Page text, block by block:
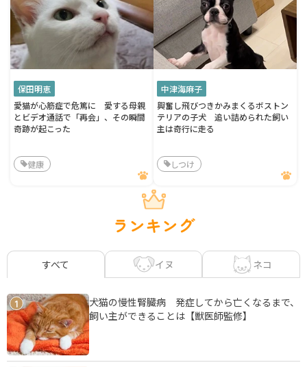
保田明恵
愛猫が心筋症で危篤に 愛する母親
とビデオ通話で「再会」、その瞬間
奇跡が起こった
健康
中津海麻子
興奮し飛びつきかみまくるボストン
テリアの子犬 追い詰められた飼い
主は奇行に走る
しつけ
ランキング
すべて イヌ ネコ
1
犬猫の慢性腎臓病 発症してから亡くなるまで、
飼い主ができることは【獣医師監修】